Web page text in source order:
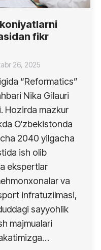
fikr
26, 2025
“Reformatics”
Nika Gilauri
Hozirda mazkur
O‘zbekistonda
2040 yilgacha
ish olib
ekspertlar
va
infratuzilmasi,
sayyohlik
majmualari